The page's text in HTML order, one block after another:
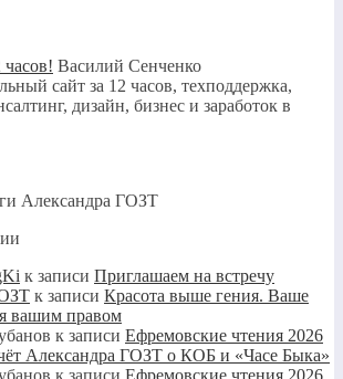
Василий Сенченко
сайт за 12 часов, техподдержка,
дизайн, бизнес и заработок в
Александра ГОЗТ
к записи Приглашаем на встречу
к записи Красота выше гения. Ваше
вашим правом
к записи Ефремовские чтения 2026
Александра ГОЗТ о КОБ и «Часе Быка»
к записи Ефремовские чтения 2026